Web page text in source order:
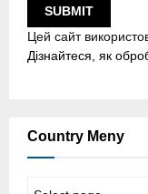
Цей сайт
Дізнайтеся, як
Country Meny